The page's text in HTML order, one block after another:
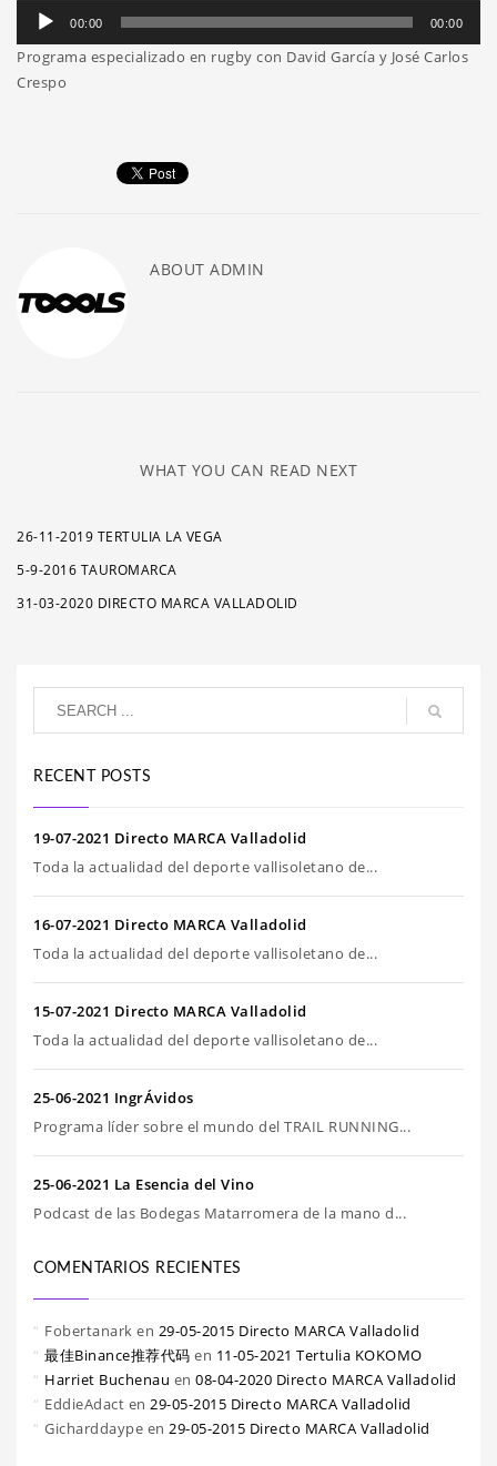
Reproductor
audio
00:00 00:00
Programa especializado en rugby con David García y José Carlos
Crespo
ABOUT ADMIN
WHAT YOU CAN READ NEXT
26-11-2019 TERTULIA LA VEGA
5-9-2016 TAUROMARCA
31-03-2020 DIRECTO MARCA VALLADOLID
RECENT POSTS
19-07-2021 Directo MARCA Valladolid
Toda la actualidad del deporte vallisoletano de...
16-07-2021 Directo MARCA Valladolid
Toda la actualidad del deporte vallisoletano de...
15-07-2021 Directo MARCA Valladolid
Toda la actualidad del deporte vallisoletano de...
25-06-2021 IngrÁvidos
Programa líder sobre el mundo del TRAIL RUNNING...
25-06-2021 La Esencia del Vino
Podcast de las Bodegas Matarromera de la mano d...
COMENTARIOS RECIENTES
Fobertanark en 29-05-2015 Directo MARCA Valladolid
最佳Binance推荐代码 en 11-05-2021 Tertulia KOKOMO
Harriet Buchenau en 08-04-2020 Directo MARCA Valladolid
EddieAdact en 29-05-2015 Directo MARCA Valladolid
Gicharddaype en 29-05-2015 Directo MARCA Valladolid